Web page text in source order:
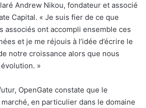
Andrew Nikou, fondateur et associé
Capital. « Je suis fier de ce que
associés ont accompli ensemble ces
et je me réjouis à l’idée d’écrire le
notre croissance alors que nous
»
OpenGate constate que le
en particulier dans le domaine